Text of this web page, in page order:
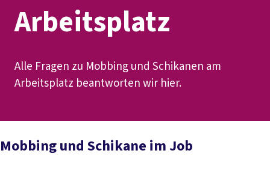
Arbeitsplatz
Alle Fragen zu Mobbing und Schikanen am
Arbeitsplatz beantworten wir hier.
Mobbing und Schikane im Job